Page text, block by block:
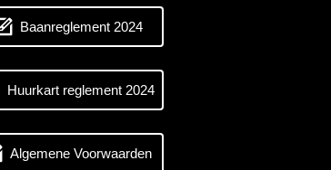
Baanreglement 2024
Huurkart reglement 2024
Algemene Voorwaarden